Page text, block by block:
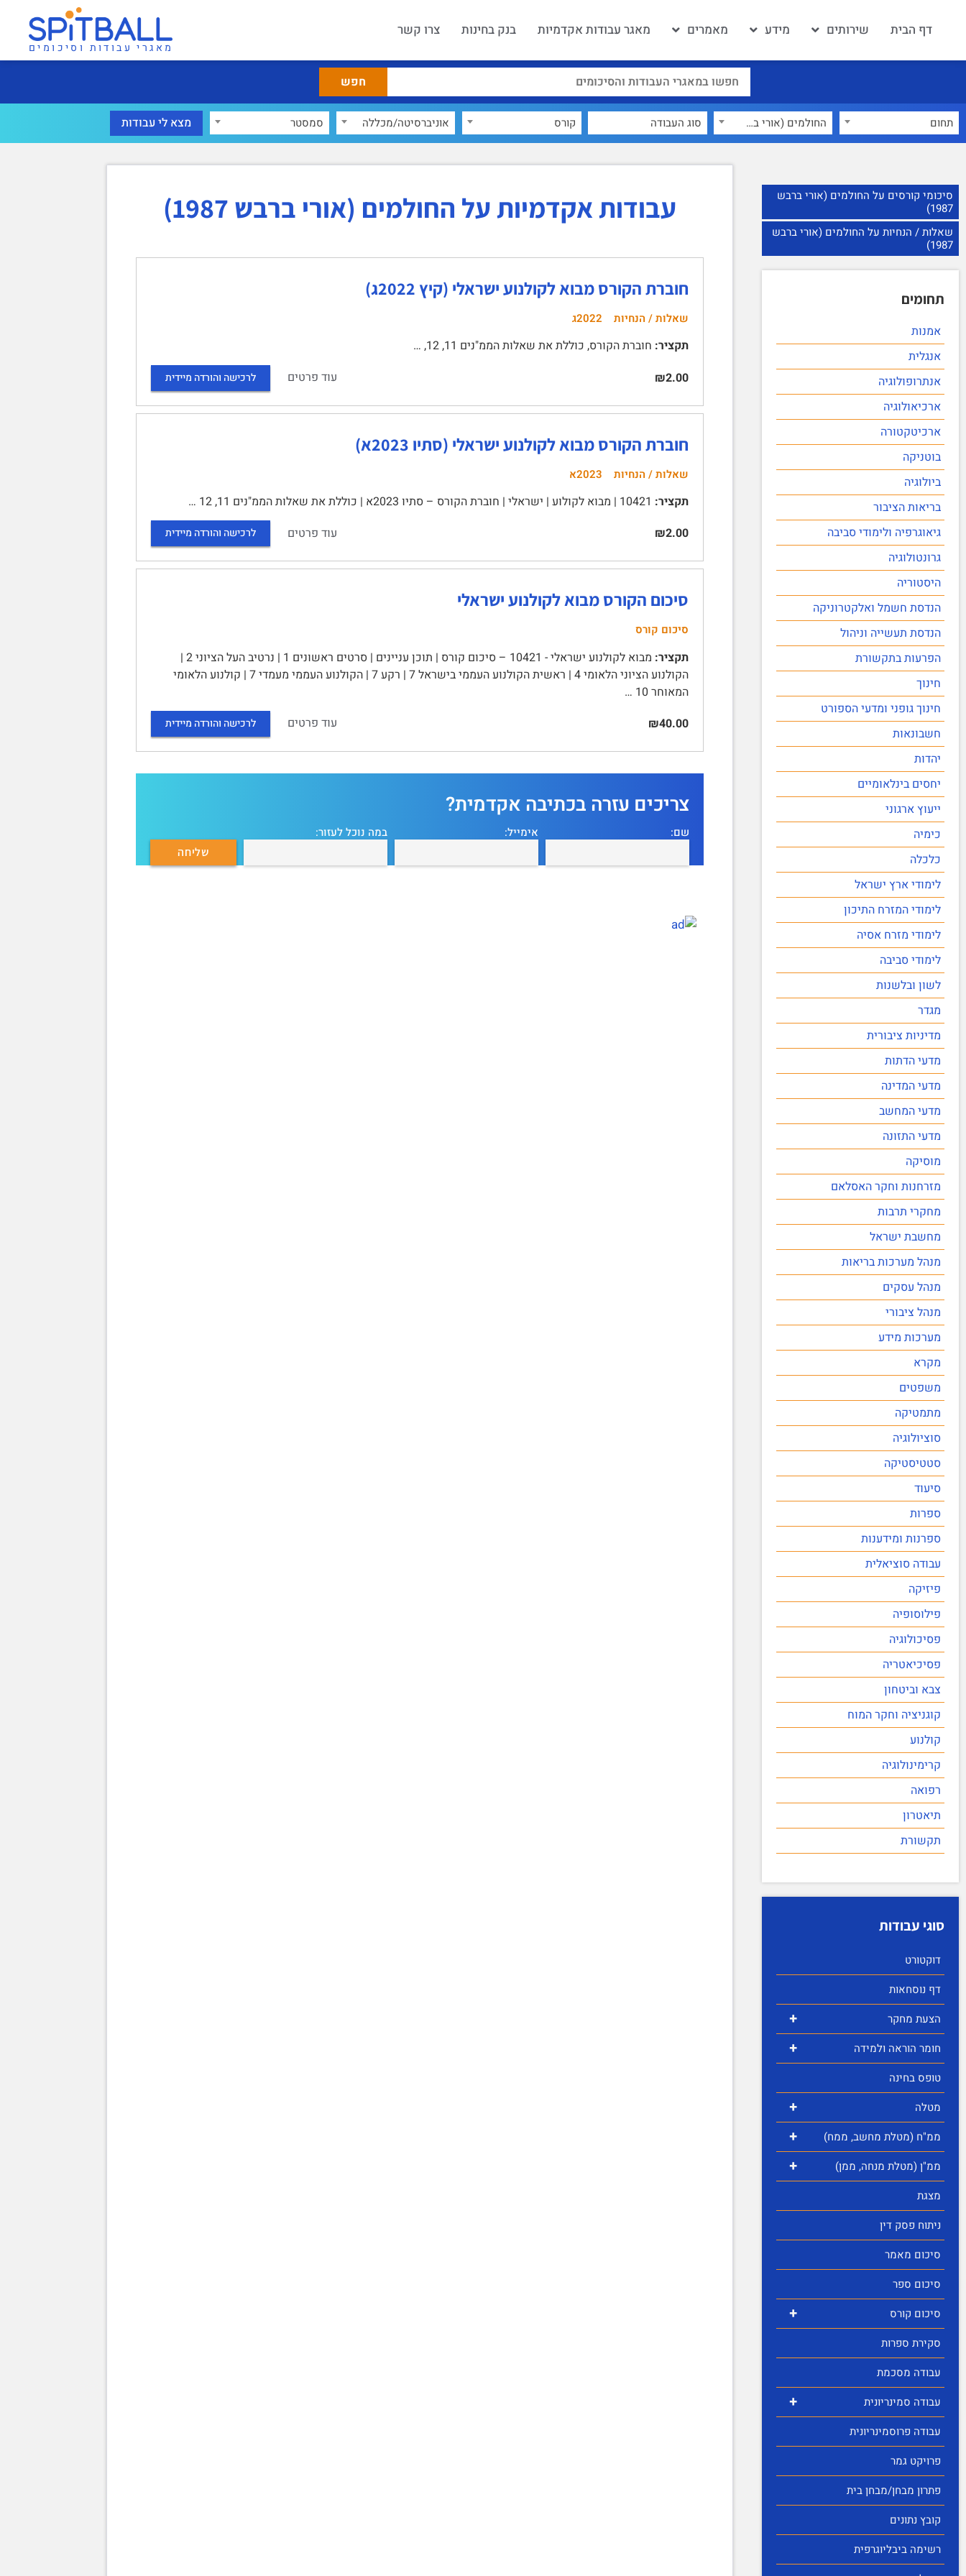
דף הבית שירותים מידע מאמרים מאגר עבודות אקדמיות בנק בחינות צרו קשר
מאגרי עבודות וסיכומים
תחום החולמים (אורי ברבש 1987) קורס אוניברסיטה/מכללה סמסטר
סיכומי קורסים על החולמים (אורי ברבש
1987)
שאלות / הנחיות על החולמים (אורי ברבש
1987)
תחומים
אמנות
אנגלית
אנתרופולוגיה
ארכיאולוגיה
ארכיטקטורה
בוטניקה
ביולוגיה
בריאות הציבור
גיאוגרפיה ולימודי סביבה
גרונטולוגיה
היסטוריה
הנדסת חשמל ואלקטרוניקה
הנדסת תעשייה וניהול
הפרעות בתקשורת
חינוך
חינוך גופני ומדעי הספורט
חשבונאות
יהדות
יחסים בינלאומיים
ייעוץ ארגוני
כימיה
כלכלה
לימודי ארץ ישראל
לימודי המזרח התיכון
לימודי מזרח אסיה
לימודי סביבה
לשון ובלשנות
מגדר
מדיניות ציבורית
מדעי הדתות
מדעי המדינה
מדעי המחשב
מדעי התזונה
מוסיקה
מזרחנות וחקר האסלאם
מחקרי תרבות
מחשבת ישראל
מנהל מערכות בריאות
מנהל עסקים
מנהל ציבורי
מערכות מידע
מקרא
משפטים
מתמטיקה
סוציולוגיה
סטטיסטיקה
סיעוד
ספרות
ספרנות ומידענות
עבודה סוציאלית
פיזיקה
פילוסופיה
פסיכולוגיה
פסיכיאטריה
צבא וביטחון
קוגניציה וחקר המוח
קולנוע
קרימינולוגיה
רפואה
תיאטרון
תקשורת
סוגי עבודות
דוקטורט
דף נוסחאות
+ הצעת מחקר
+
חומר הוראה ולמידה
טופס בחינה
+ מטלה
+ ממ"ח (מטלת מחשב, ממח)
+
ממ"ן (מטלת מנחה, ממן)
מצגת
ניתוח פסק דין
סיכום מאמר
סיכום ספר
+
סיכום קורס
סקירת ספרות
עבודה מסכמת
+
עבודה סמינריונית
עבודה פרוסמינריונית
פרויקט גמר
פתרון מבחן/מבחן בית
קובץ נתונים
רשימה ביבליוגרפית
עבודות אקדמיות על החולמים (אורי ברבש 1987)
חוברת הקורס מבוא לקולנוע ישראלי (קיץ 2022ג)
שאלות / הנחיות 2022ג
תקציר: חוברת הקורס, כוללת את שאלות הממ"נים 11, 12, …
₪2.00
עוד פרטים לרכישה והורדה מיידית
חוברת הקורס מבוא לקולנוע ישראלי (סתיו 2023א)
שאלות / הנחיות 2023א
תקציר:
₪2.00
עוד פרטים לרכישה והורדה מיידית
סיכום הקורס מבוא לקולנוע ישראלי‏
סיכום קורס
תקציר:
מבוא לקולנוע ישראלי‏ - 10421 – סיכום קורס | תוכן עניינים | סרטים ראשונים 1 | נרטיב העל הציוני 2 |
הקולנוע הציוני הלאומי 4 | ראשית הקולנוע העממי בישראל 7 | רקע 7 | הקולנוע העממי מעמדי 7 | קולנוע הלאומי
המאוחר 10 …
₪40.00
עוד פרטים לרכישה והורדה מיידית
צריכים עזרה בכתיבה אקדמית?
שם: אימייל: במה נוכל לעזור: